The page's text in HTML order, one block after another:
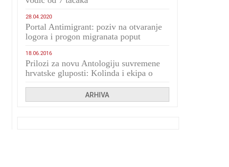
28.04.2020
Portal Antimigrant: poziv na otvaranje
logora i progon migranata poput
18.06.2016
Prilozi za novu Antologiju suvremene
hrvatske gluposti: Kolinda i ekipa o
ARHIVA